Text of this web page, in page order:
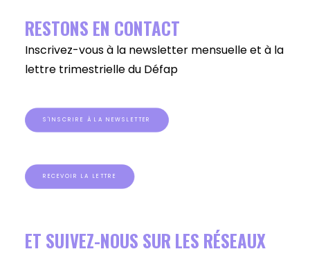
RESTONS EN CONTACT
Inscrivez-vous à la newsletter mensuelle et à la
lettre trimestrielle du Défap
S'INSCRIRE À LA NEWSLETTER
RECEVOIR LA LETTRE
ET SUIVEZ-NOUS SUR LES RÉSEAUX